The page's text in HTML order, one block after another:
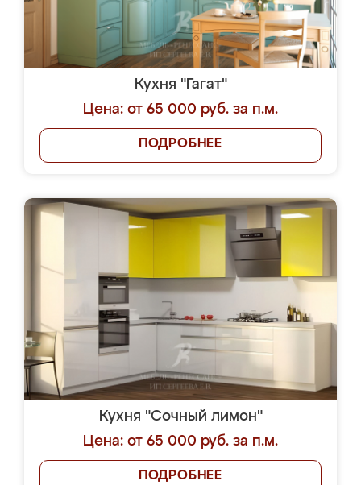
Кухня "Гагат"
Цена: от 65 000 руб. за п.м.
ПОДРОБНЕЕ
Кухня "Сочный лимон"
Цена: от 65 000 руб. за п.м.
ПОДРОБНЕЕ